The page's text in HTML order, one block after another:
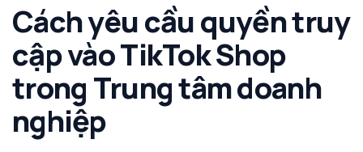
Cách yêu cầu quyền truy
cập vào TikTok Shop
trong Trung tâm doanh
nghiệp